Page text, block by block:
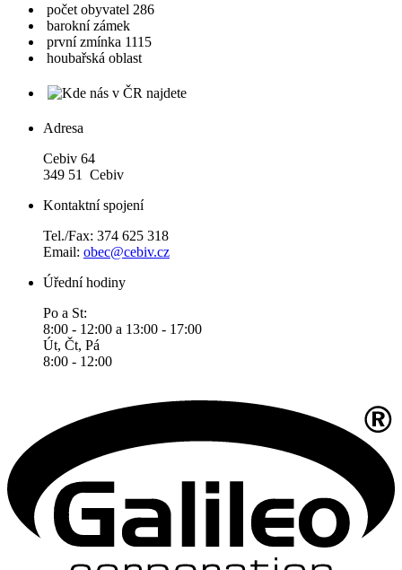
počet obyvatel 286
barokní zámek
první zmínka 1115
houbařská oblast
Adresa
Cebiv 64
349 51 Cebiv
Kontaktní spojení
Tel./Fax: 374 625 318
Email: obec@cebiv.cz
Úřední hodiny
Po a St:
8:00 - 12:00 a 13:00 - 17:00
Út, Čt, Pá
8:00 - 12:00